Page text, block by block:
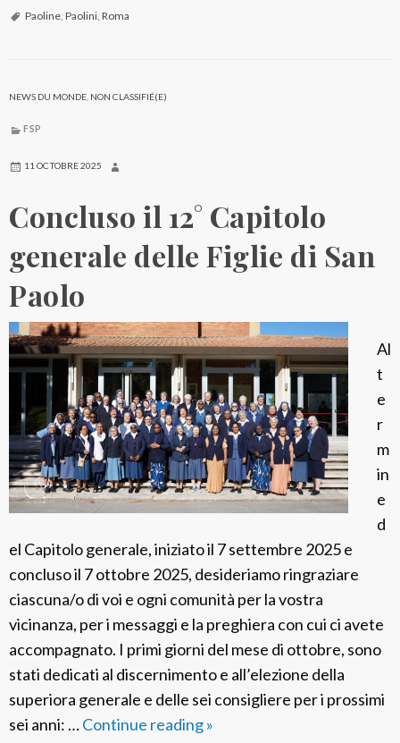
n
d
l
a
p
r
e
s
e
n
z
a
p
a
o
l
i
n
a
a
Paoline, Paolini, Roma
NEWS DU MONDE, NON CLASSIFIÉ(E)
FSP
11 OCTOBRE 2025
Concluso il 12° Capitolo
generale delle Figlie di San
Paolo
Al
t
e
r
m
in
e
d
el Capitolo generale, iniziato il 7 settembre 2025 e
concluso il 7 ottobre 2025, desideriamo ringraziare
ciascuna/o di voi e ogni comunità per la vostra
vicinanza, per i messaggi e la preghiera con cui ci avete
accompagnato. I primi giorni del mese di ottobre, sono
stati dedicati al discernimento e all’elezione della
superiora generale e delle sei consigliere per i prossimi
sei anni: …Continue readingC
»